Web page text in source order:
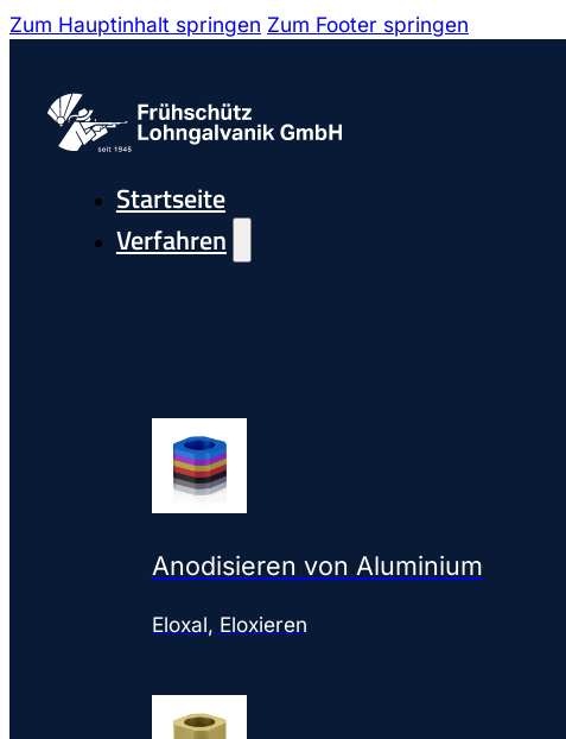
Zum Hauptinhalt springen Zum Footer springen
Startseite
Verfahren
Anodisieren von Aluminium
Eloxal, Eloxieren